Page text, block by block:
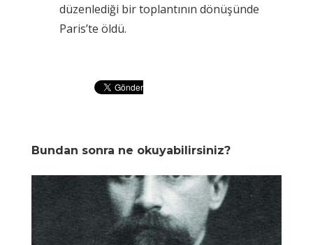
düzenlediği bir toplantının dönüşünde
Paris’te öldü.
Bundan sonra ne okuyabilirsiniz?